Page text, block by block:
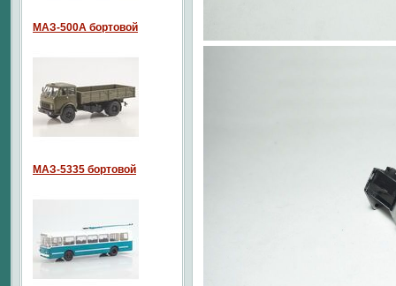
МАЗ-500А бортовой
МАЗ-5335 бортовой